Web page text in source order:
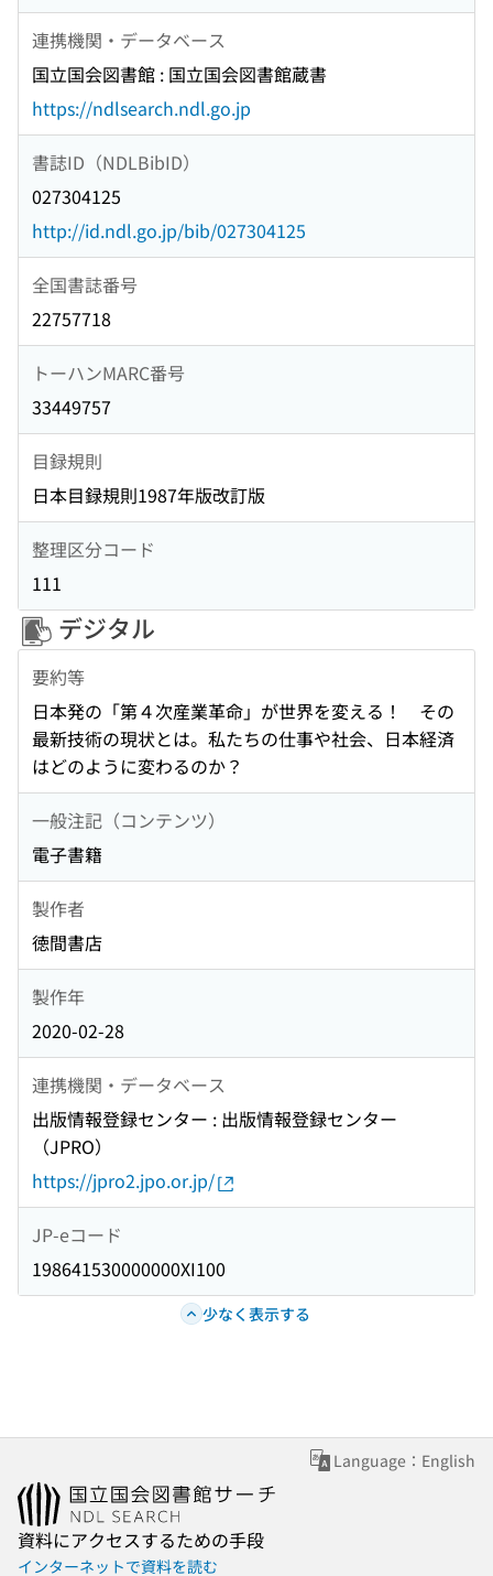
連携機関・データベース
国立国会図書館 : 国立国会図書館蔵書
https://ndlsearch.ndl.go.jp
書誌ID（NDLBibID）
027304125
http://id.ndl.go.jp/bib/027304125
全国書誌番号
22757718
トーハンMARC番号
33449757
目録規則
日本目録規則1987年版改訂版
整理区分コード
111
デジタル
要約等
日本発の「第４次産業革命」が世界を変える！ その
最新技術の現状とは。私たちの仕事や社会、日本経済
はどのように変わるのか？
一般注記（コンテンツ）
電子書籍
製作者
徳間書店
製作年
2020-02-28
連携機関・データベース
出版情報登録センター : 出版情報登録センター
（JPRO）
https://jpro2.jpo.or.jp/
JP-eコード
198641530000000XI100
少なく表示する
Language：English
資料にアクセスするための手段
インターネットで資料を読む